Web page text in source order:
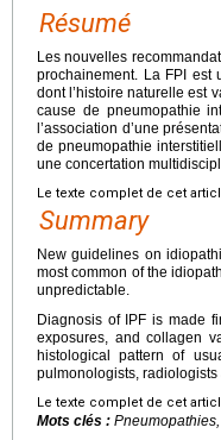
Résumé
Les nouvelles
prochainement. La FPI est
dont l’histoire naturelle est
cause de pneumopathie
l’association d’une
de pneumopathie
une concertation
Le texte complet de cet
Summary
New guidelines on
most common of the
unpredictable.
Diagnosis of IPF is made
exposures, and collagen
histological pattern of
pulmonologists, radiologists
Le texte complet de cet
Mots clés :